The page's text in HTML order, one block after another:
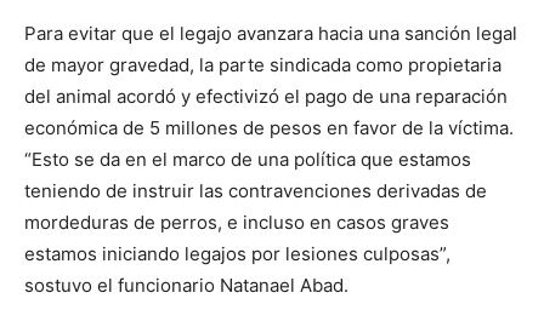
Para evitar que el legajo avanzara hacia una sanción legal
de mayor gravedad, la parte sindicada como propietaria
del animal acordó y efectivizó el pago de una reparación
económica de 5 millones de pesos en favor de la víctima.
“Esto se da en el marco de una política que estamos
teniendo de instruir las contravenciones derivadas de
mordeduras de perros, e incluso en casos graves
estamos iniciando legajos por lesiones culposas”,
sostuvo el funcionario Natanael Abad.